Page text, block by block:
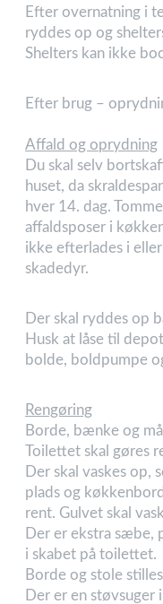
Efter overnatning i
ryddes op og
Shelters kan ikke
Efter brug –
Affald og oprydning
Du skal selv
huset, da
hver 14. dag.
affaldsposer i
ikke efterlades i
skadedyr.
Der skal ryddes op
Husk at låse til
bolde, boldpumpe
Rengøring
Borde, bænke og
Toilettet skal gøres
Der skal vaskes op,
plads og
rent. Gulvet skal
Der er ekstra sæbe,
i skabet på toilettet.
Borde og stole
Der er en støvsuger